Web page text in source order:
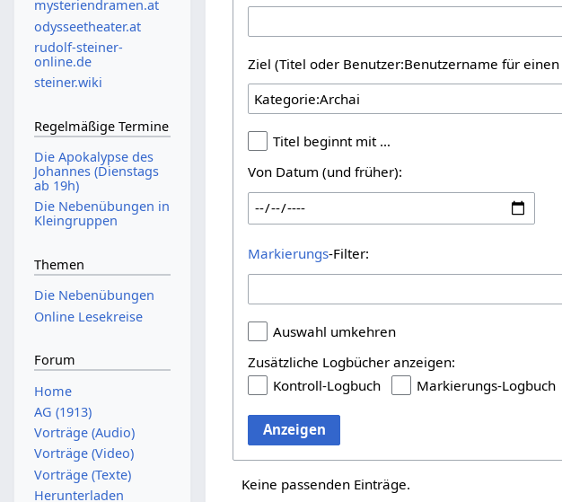
Ziel (Titel oder Benutzer:Benutzername für einen
Titel beginnt mit …
Von Datum (und früher):
Markierungs-Filter:
Auswahl umkehren
Zusätzliche Logbücher anzeigen:
Kontroll-Logbuch
Markierungs-Logbuch
Anzeigen
Keine passenden Einträge.
mysteriendramen.at
odysseetheater.at
rudolf-steiner-
online.de
steiner.wiki
Regelmäßige Termine
Die Apokalypse des
Johannes (Dienstags
ab 19h)
Die Nebenübungen in
Kleingruppen
Themen
Die Nebenübungen
Online Lesekreise
Forum
Home
AG (1913)
Vorträge (Audio)
Vorträge (Video)
Vorträge (Texte)
Herunterladen